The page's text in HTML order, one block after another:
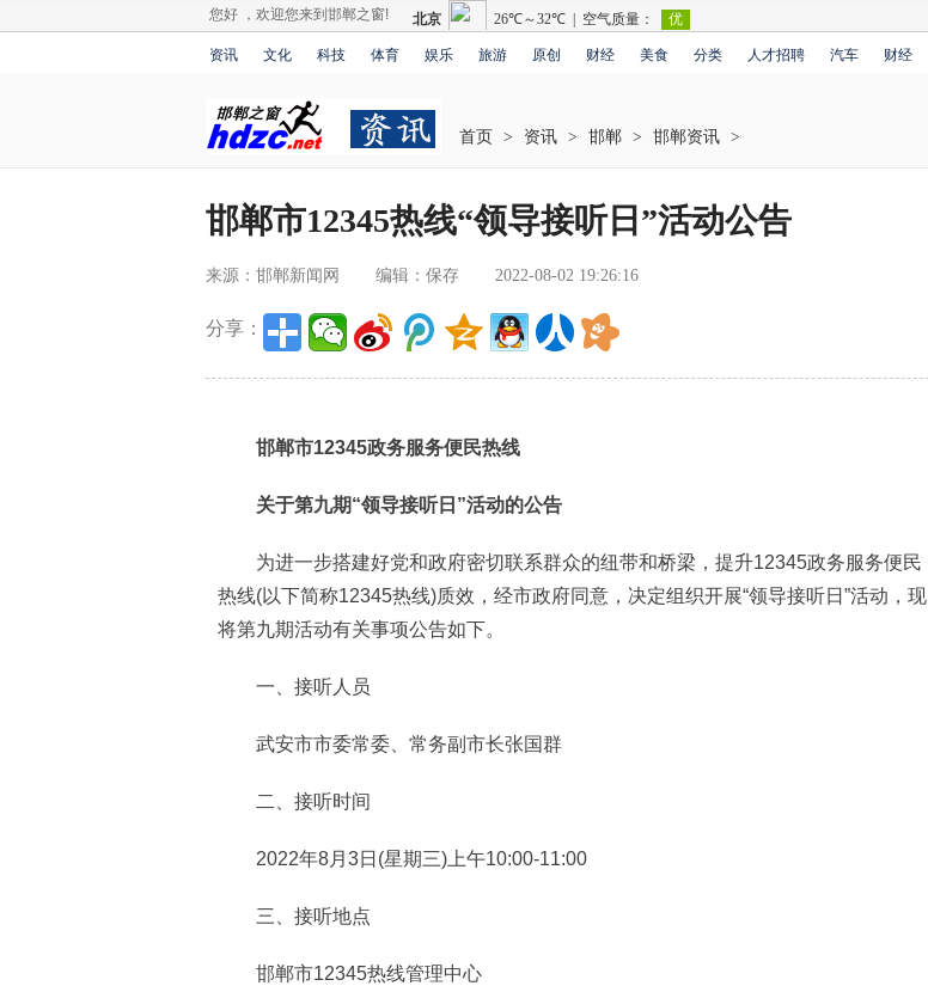
您好 ，欢迎您来到邯郸之窗!
资讯 文化 科技 体育 娱乐 旅游 原创 财经 美食 分类 人才招聘 汽车 财经
首页 > 资讯 > 邯郸 > 邯郸资讯 >
邯郸市12345热线“领导接听日”活动公告
来源：邯郸新闻网 编辑：保存 2022-08-02 19:26:16
分享：
邯郸市12345政务服务便民热线
关于第九期“领导接听日”活动的公告
为进一步搭建好党和政府密切联系群众的纽带和桥梁，提升12345政务服务便民
热线(以下简称12345热线)质效，经市政府同意，决定组织开展“领导接听日”活动，现
将第九期活动有关事项公告如下。
一、接听人员
武安市市委常委、常务副市长张国群
二、接听时间
2022年8月3日(星期三)上午10:00-11:00
三、接听地点
邯郸市12345热线管理中心